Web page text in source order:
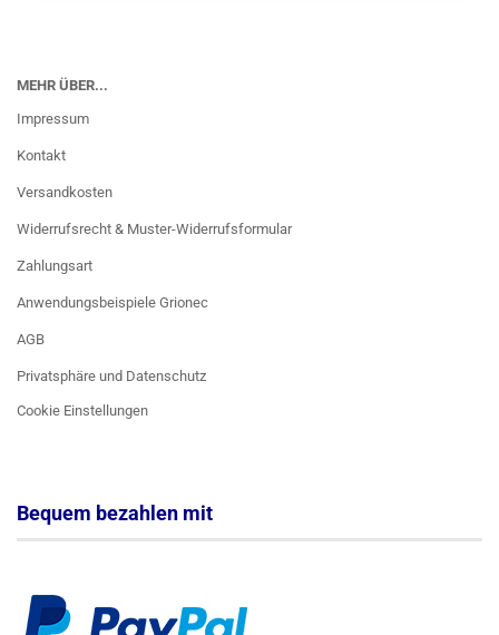
MEHR ÜBER...
Impressum
Kontakt
Versandkosten
Widerrufsrecht & Muster-Widerrufsformular
Zahlungsart
Anwendungsbeispiele Grionec
AGB
Privatsphäre und Datenschutz
Cookie Einstellungen
Bequem bezahlen mit